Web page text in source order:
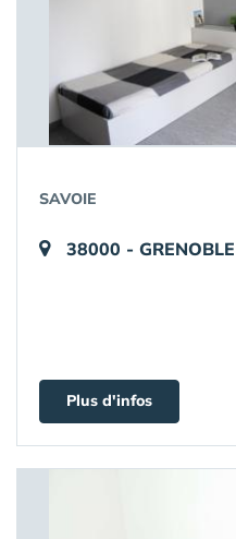
SAVOIE
38000 - GRENOBLE
Plus d'infos